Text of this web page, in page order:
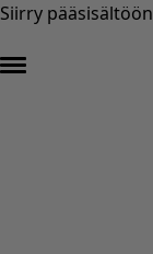
Siirry pääsisältöön